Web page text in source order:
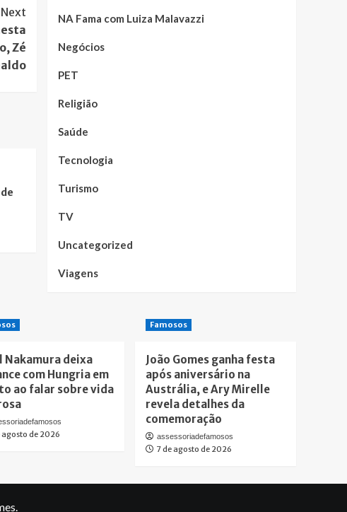
Next
Zé
NA Fama com Luiza Malavazzi
Negócios
PET
Religião
Saúde
Tecnologia
Turismo
TV
Uncategorized
Viagens
Nakamura deixa
com Hungria em
ao falar sobre vida
agosto de 2026
Famosos
João Gomes ganha festa
após aniversário na
Austrália, e Ary Mirelle
revela detalhes da
comemoração
assessoriadefamosos
7 de agosto de 2026